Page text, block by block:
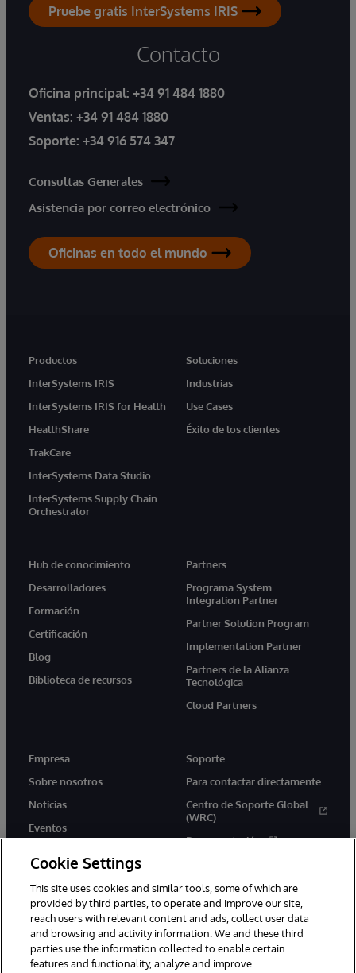
Pruebe gratis InterSystems IRIS
Contacto
Oficina principal: +34 91 484 1880
Ventas: +34 91 484 1880
Soporte: +34 916 574 347
Consultas Generales
Asistencia por correo electrónico
Oficinas en todo el mundo
Productos
InterSystems IRIS
InterSystems IRIS for Health
HealthShare
TrakCare
InterSystems Data Studio
InterSystems Supply Chain
Orchestrator
Soluciones
Industrias
Use Cases
Éxito de los clientes
Hub de conocimiento
Desarrolladores
Formación
Certificación
Blog
Biblioteca de recursos
Partners
Programa System
Integration Partner
Partner Solution Program
Implementation Partner
Partners de la Alianza
Tecnológica
Cloud Partners
Empresa
Sobre nosotros
Noticias
Eventos
Soporte
Para contactar directamente
Centro de Soporte Global
(WRC)
Documentación
Cookie Settings
This site uses cookies and similar tools, some of which are
provided by third parties, to operate and improve our site,
reach users with relevant content and ads, collect user data
and browsing and activity information. We and these third
parties use the information collected to enable certain
features and functionality, analyze and improve